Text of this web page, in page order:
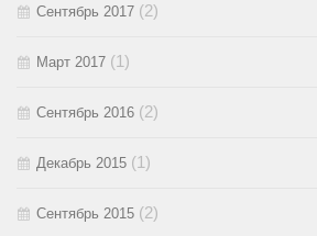
Сентябрь 2017 (2)
Март 2017 (1)
Сентябрь 2016 (2)
Декабрь 2015 (1)
Сентябрь 2015 (2)